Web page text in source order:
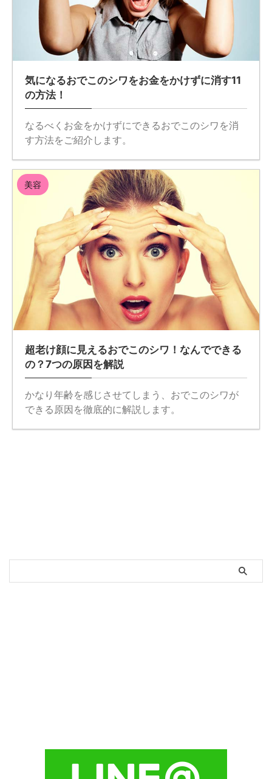
気になるおでこのシワをお金をかけずに消す11
の方法！
なるべくお金をかけずにできるおでこのシワを消
す方法をご紹介します。
美容
超老け顔に見えるおでこのシワ！なんでできる
の？7つの原因を解説
かなり年齢を感じさせてしまう、おでこのシワが
できる原因を徹底的に解説します。